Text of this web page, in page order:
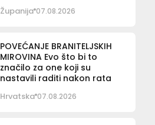
Županija 07.08.2026
POVEĆANJE BRANITELJSKIH
MIROVINA Evo što bi to
značilo za one koji su
nastavili raditi nakon rata
Hrvatska 07.08.2026